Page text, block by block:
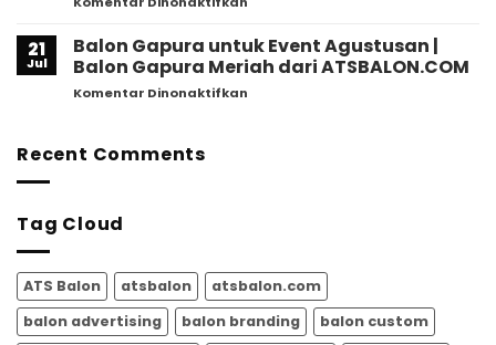
Agustusan
2026,
Gapura
untuk
Event
21
Jul
Balon Gapura untuk Event Agustusan |
Balon Gapura Meriah dari ATSBALON.COM
Komentar Dinonaktifkan
dari
ATSBALON.COM
Recent Comments
Tag Cloud
ATS Balon atsbalon
atsbalon.com
balon advertising
balon branding
balon custom